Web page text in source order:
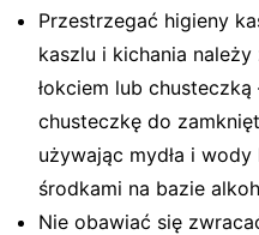
Przestrzegać higieny
kaszlu i kichania
łokciem lub
chusteczkę do
używając mydła i
środkami na bazie
Nie obawiać się